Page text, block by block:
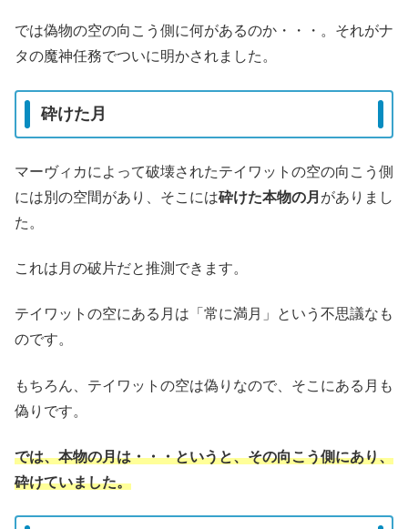
では偽物の空の向こう側に何があるのか・・・。それがナ
タの魔神任務でついに明かされました。
砕けた月
マーヴィカによって破壊されたテイワットの空の向こう側
には別の空間があり、そこには砕けた本物の月 がありまし
た。
これは月の破片だと推測できます。
テイワットの空にある月は「常に満月」という不思議なも
のです。
もちろん、テイワットの空は偽りなので、そこにある月も
偽りです。
では、本物の月は・・・というと、その向こう側にあり、
砕けていました。